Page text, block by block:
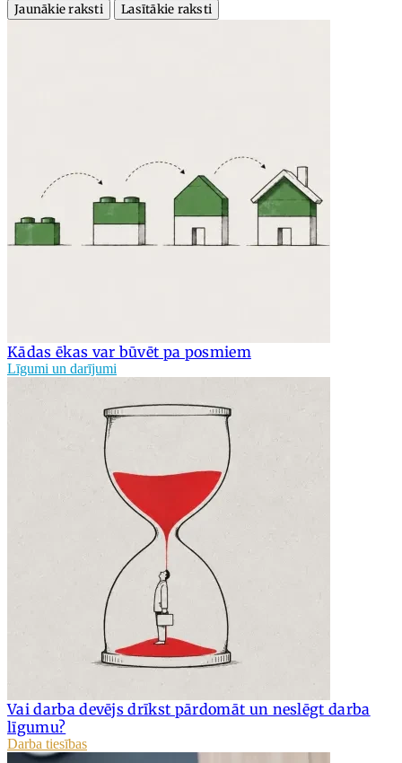
Jaunākie raksti
Lasītākie raksti
Kādas ēkas var būvēt pa posmiem
Līgumi un darījumi
Vai darba devējs drīkst pārdomāt un neslēgt darba
līgumu?
Darba tiesības